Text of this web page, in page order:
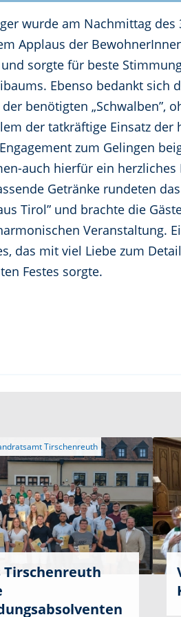
wurde am Nachmittag
Applaus der
sorgte für beste
Ebenso bedankt sich
benötigten „Schwalben”,
der tatkräftige Einsatz
zum Gelingen
auch hierfür ein
Getränke rundeten
Tirol” und brachte die
Veranstaltung.
das mit viel Liebe zum
Festes sorgte.
Tirschenreuth